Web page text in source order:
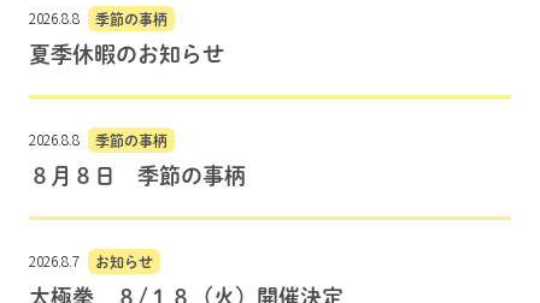
2026.8.8 季節の事柄
夏季休暇のお知らせ
2026.8.8 季節の事柄
８月８日 季節の事柄
2026.8.7 お知らせ
太極拳 ８/１８（火）開催決定